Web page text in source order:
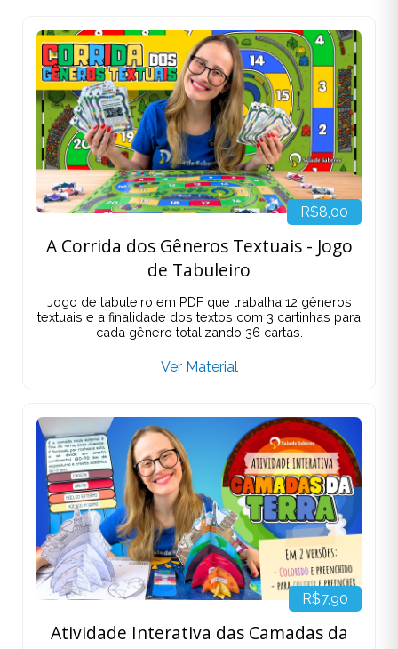
R$8,00
A Corrida dos Gêneros Textuais - Jogo
de Tabuleiro
Jogo de tabuleiro em PDF que trabalha 12 gêneros
textuais e a finalidade dos textos com 3 cartinhas para
cada gênero totalizando 36 cartas.
Ver Material
R$7,90
Atividade Interativa das Camadas da